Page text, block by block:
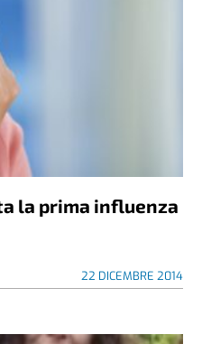
la prima influenza
22 DICEMBRE 2014